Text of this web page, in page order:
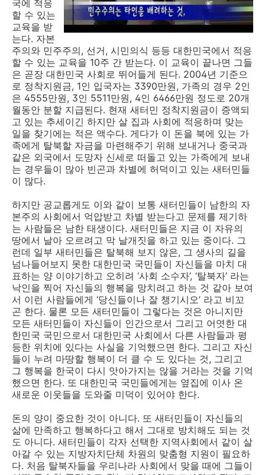
국에 적응
할 수 있는
교육을 받
는다. 자본
주의와 민주주의, 선거, 시민의식 등등 대한민국에서 적응
할 수 있는 교육을 10주 간 받는다. 이 교육이 끝나면 그들
은 곧장 대한민국 사회로 뛰어들게 된다. 2004년 기준으
로 정착지원금, 1인 입국자는 3390만원, 가족의 경우 2인
은 4555만원, 3인 5511만원, 4인 6466만원 정도로 20개
월동안 분할 지급된다. 현재 새터민 정착지원금이 증액되
고 있는 추세이긴 하지만 살 집과 사회에 적응하며 맞는
일을 찾기에는 적은 액수다. 게다가 이 돈을 북에 있는 가
족에게 탈북할 자금을 마련해주기 위해 보내거나 중국과
같은 외국에서 도망자 신세로 떠돌고 있는 가족에게 보내
는 경우들이 많아 빈곤과 차별에 허덕이고 있는 새터민들
이 많다.
하지만 공교롭게도 이와 같이 보통 새터민들이 남한의 자
본주의 사회에서 억압받고 차별 받는다고 문제를 제기하
는 사람들은 남한 태생이다. 새터민들은 지금 이 자유의
땅에서 날아 오르려고 막 날개짓을 하고 있는 중이다. 그
런데 일부 새터민들은 탈북해 보지 않은, 그 생사의 길을
넘나들어보지 못한 대한민국 국민들이 자신들을 마치 대
표하는 양 이야기하고 오히려 ‘사회 소수자’, ‘탈북자’ 라는
낙인을 찍어 자신들의 행복을 망치려고 하는 것 같아 보여
서 이런 사람들에게 ‘당신들이나 잘 챙기시오’ 라고 비꼬
곤 한다. 물론 모든 새터민들이 그렇다는 것은 아니지만
모든 새터민들이 자신들이 인간으로서 그리고 어엿한 대
한민국 국민으로서 대한민국 사회에서 다른 사람들과 평
등한 위치에 있다는 사실을 기억했으면 한다. 그리고 자신
들이 누려 마땅할 행복이 더 클 수 도 있다는 것, 그리고
그 행복을 한국이 다시 앗아가지는 않을 거라는 것을 기억
했으면 한다. 또 대한민국 국민들에게는 옆집에 이사 온
새로운 이웃들을 도와줄 미덕이 있어야 한다.
돈의 양이 중요한 것이 아니다. 또 새터민들이 자신들의
삶에 만족하고 행복하다고 해서 그대로 방치해도 되는 것
도 아니다. 새터민들이 각자 선택한 지역사회에서 같이 살
아갈 수 있는 지방자치단체 차원의 맞춤형 지원이 필요하
다. 처음 탈북자들을 우리나라 사회에서 맞을 때에 그들이